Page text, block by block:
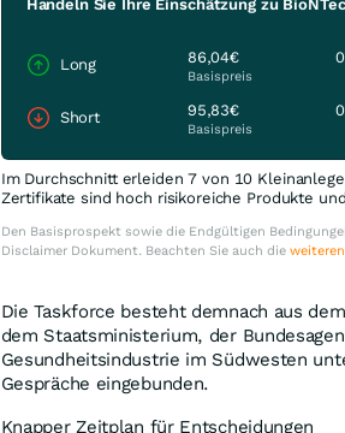
Handeln Sie Ihre Einschätzung zu
Long 86,04€
Basispreis
Short 95,83€
Basispreis
Im Durchschnitt erleiden 7 von 10
Zertifikate sind hoch risikoreiche Produkte
Den Basisprospekt sowie die Endgültigen
Disclaimer Dokument. Beachten Sie auch die
Die Taskforce besteht demnach aus
dem Staatsministerium, der
Gesundheitsindustrie im Südwesten
Gespräche eingebunden.
Knapper Zeitplan für Entscheidungen